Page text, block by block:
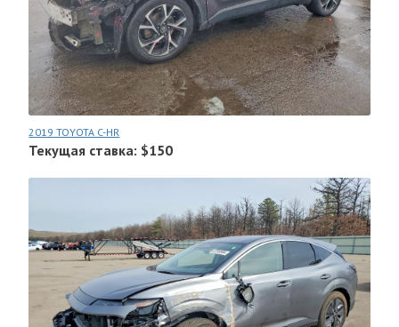
2019 TOYOTA C-HR
Текущая ставка: $150